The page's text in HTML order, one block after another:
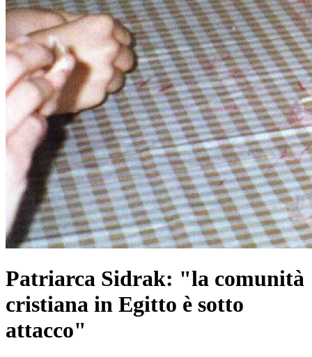
Patriarca Sidrak: "la comunità
cristiana in Egitto è sotto
attacco"